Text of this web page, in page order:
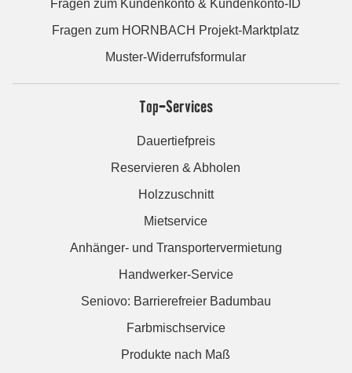
Fragen zum Kundenkonto & Kundenkonto-ID
Fragen zum HORNBACH Projekt-Marktplatz
Muster-Widerrufsformular
Top-Services
Dauertiefpreis
Reservieren & Abholen
Holzzuschnitt
Mietservice
Anhänger- und Transportervermietung
Handwerker-Service
Seniovo: Barrierefreier Badumbau
Farbmischservice
Produkte nach Maß